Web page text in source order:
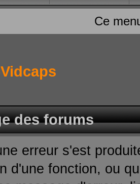
Ce
des forums
erreur s'est
d'une fonction, ou